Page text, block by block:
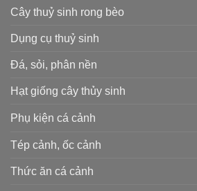
Cây thuỷ sinh rong bèo
Dụng cụ thuỷ sinh
Đá, sỏi, phân nền
Hạt giống cây thủy sinh
Phụ kiện cá cảnh
Tép cảnh, ốc cảnh
Thức ăn cá cảnh